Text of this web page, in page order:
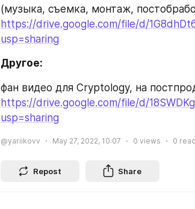
(музыка, съемка, монтаж,
https://drive.google.com/file/d/
usp=sharing
Другое:
фан видео для Cryptology, на
https://drive.google.com/file/d/
usp=sharing
@yariikovv May 27, 2022, 10:07 0 views 0
Repost Share